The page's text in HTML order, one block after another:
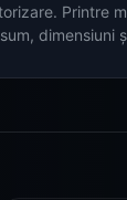
Printre
dimensiuni